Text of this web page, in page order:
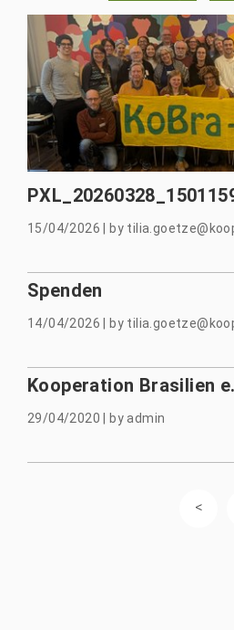
15/04/2026 by
Spenden
14/04/2026 by
Kooperation Brasilien
29/04/2020 byadmin